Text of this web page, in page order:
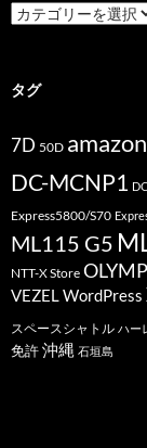
カ
テ
ー
タグ
7D 50D amazon
DC-MCNP1
Express5800/S70
ML115 G5
NTT-X Store
VEZELWordPress
スペースシャトル ハー
免許沖縄 石垣島